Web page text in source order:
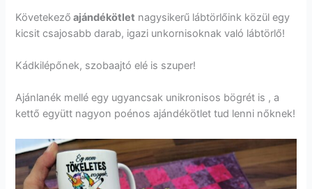
Követekező ajándékötlet nagysikerű lábtörlőink közül egy
kicsit csajosabb darab, igazi unkornisoknak való lábtörlő!
Kádkilépőnek, szobaajtó elé is szuper!
Ajánlanék mellé egy ugyancsak unikronisos bögrét is , a
kettő együtt nagyon poénos ajándékötlet tud lenni nőknek!